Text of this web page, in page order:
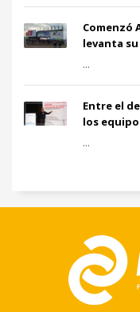
Comenzó
levanta
...
Entre el
los
...